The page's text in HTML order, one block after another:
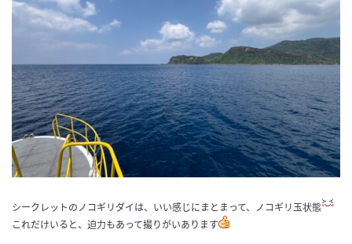
シークレットのノコギリダイは、いい感じにまとまって、ノコギリ玉状態
これだけいると、迫力もあって撮りがいあります